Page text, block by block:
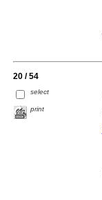
20 / 54
select
print